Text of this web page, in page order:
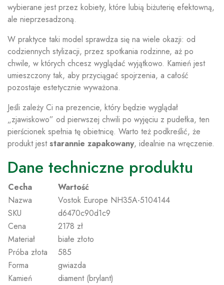
wybierane jest przez kobiety, które lubią biżuterię efektowną,
ale nieprzesadzoną.
W praktyce taki model sprawdza się na wiele okazji: od
codziennych stylizacji, przez spotkania rodzinne, aż po
chwile, w których chcesz wyglądać wyjątkowo. Kamień jest
umieszczony tak, aby przyciągać spojrzenia, a całość
pozostaje estetycznie wyważona.
Jeśli zależy Ci na prezencie, który będzie wyglądał
„zjawiskowo” od pierwszej chwili po wyjęciu z pudełka, ten
pierścionek spełnia tę obietnicę. Warto też podkreślić, że
produkt jeststarannie zapakowany, idealnie na wręczenie.
Dane techniczne produktu
Cecha
Wartość
Nazwa
Vostok Europe NH35A-5104144
SKU
d6470c90d1c9
Cena
2178 zł
Materiał
białe złoto
Próba złota
585
Forma
gwiazda
Kamień
diament (brylant)